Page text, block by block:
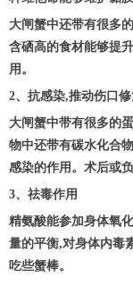
大闸蟹中还带有很多
含硒高的食材能够提
用。
2、抗感染,推动伤口修
大闸蟹中带有很多的
物中还带有碳水化合
感染的作用。术后或
3、祛毒作用
精氨酸能参加身体氧
量的平衡,对身体内毒
吃些蟹棒。